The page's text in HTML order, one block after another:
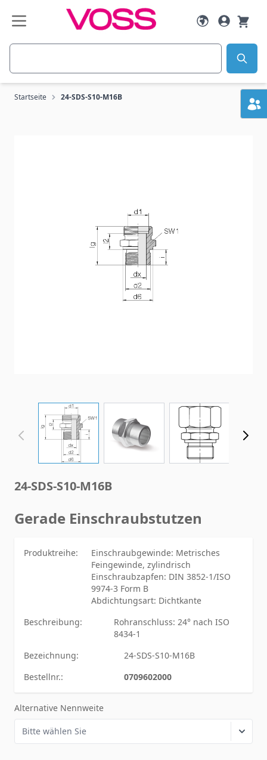
Zum Inhalt springen
Suche
Startseite 24-SDS-S10-M16B
View larger imageView larger imageView larger
24-SDS-S10-M16B
Gerade Einschraubstutzen
Produktreihe:
Einschraubgewinde: Metrisches
Feingewinde, zylindrisch
Einschraubzapfen: DIN 3852-1/ISO
9974-3 Form B
Abdichtungsart: Dichtkante
Beschreibung:
Rohranschluss: 24° nach ISO
8434-1
Bezeichnung:
24-SDS-S10-M16B
Bestellnr.:
0709602000
Alternative Nennweite